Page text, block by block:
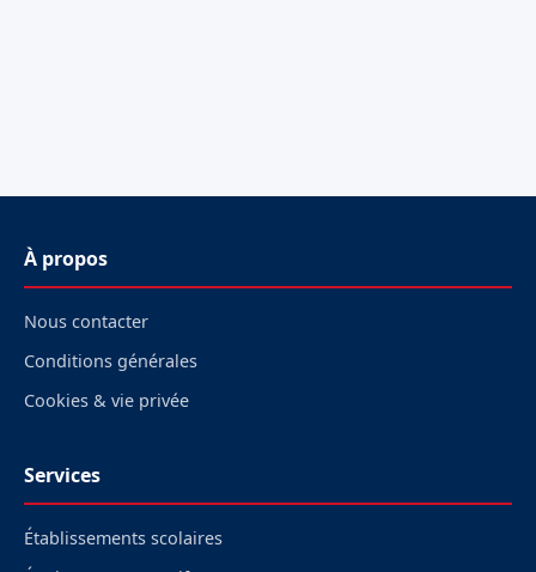
À propos
Nous contacter
Conditions générales
Cookies & vie privée
Services
Établissements scolaires